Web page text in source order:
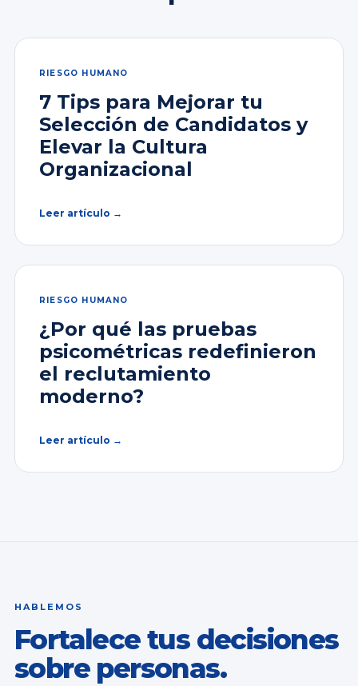
RIESGO HUMANO
7 Tips para Mejorar tu
Selección de Candidatos y
Elevar la Cultura
Organizacional
Leer artículo →
RIESGO HUMANO
¿Por qué las pruebas
psicométricas redefinieron
el reclutamiento
moderno?
Leer artículo →
HABLEMOS
Fortalece tus decisiones
sobre personas.